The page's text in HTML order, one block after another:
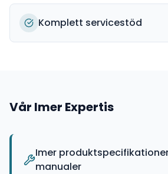
Komplett servicestöd
Vår Imer Expertis
Imer
manualer